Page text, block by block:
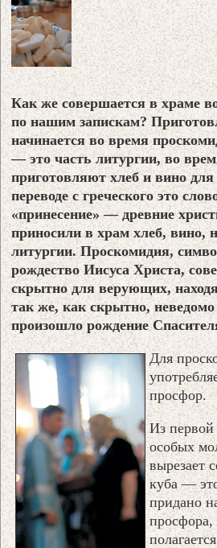
Как же совершается в храме
по нашим запискам?
начинается во время
— это часть литургии, во
приготовляют хлеб и вино
переводе с греческого это
«принесение» — древние
приносили в храм хлеб, вино,
литургии. Проскомидия,
рождество Иисуса Христа,
скрытно для верующих,
так же, как скрытно,
произошло рождение
Для
просфор.
Из
особых
вырезает
куба —
придано
просфора,